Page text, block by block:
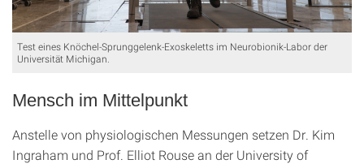
Test eines Knöchel-Sprunggelenk-Exoskeletts im Neurobionik-Labor der
Universität Michigan.
Mensch im Mittelpunkt
Anstelle von physiologischen Messungen setzen Dr. Kim
Ingraham und Prof. Elliot Rouse an der University of